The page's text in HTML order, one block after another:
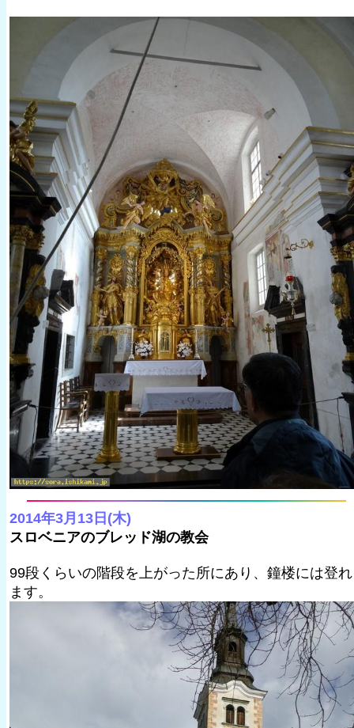
2014年3月13日(木)
スロベニアのブレッド湖の教会
99段くらいの階段を上がった所にあり、鐘楼には登れ
ます。